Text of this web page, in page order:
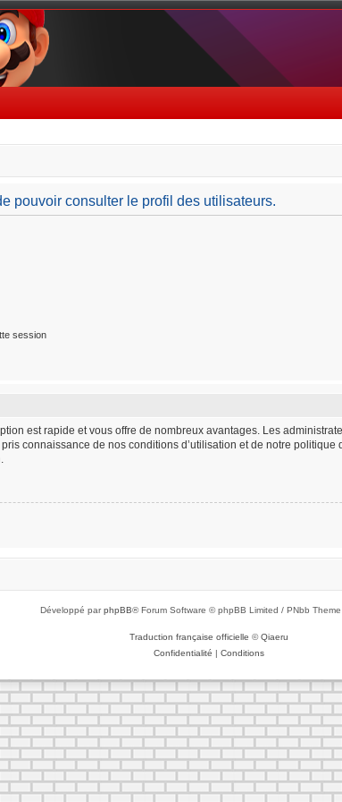
pouvoir consulter le profil des utilisateurs.
session
est rapide et vous offre de nombreux avantages. Les
connaissance de nos conditions d’utilisation et de notre
Développé parphpBB® Forum Software © phpBB Limited / PNbb Theme
Traduction française officielle ©Qiaeru
Confidentialité | Conditions